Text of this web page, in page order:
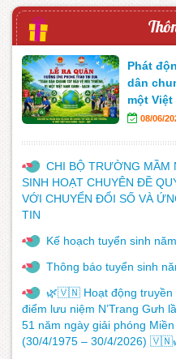
Phát
dân
một Việt
08/06/
CHI BỘ TRƯỜNG MẦM
SINH HOẠT CHUYÊN ĐỀ
VỚI CHUYỂN ĐỔI SỐ VÀ
TIN
Kế hoạch tuyển sinh
Thông báo tuyển sinh
🌿🇻🇳 Hoạt động truyền
điểm lưu niệm N’Trang Gưh
51 năm ngày giải phóng
(30/4/1975 – 30/4/2026)